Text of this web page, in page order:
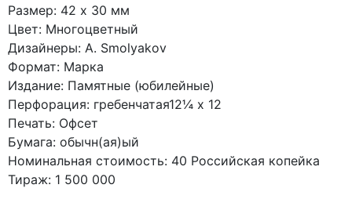
Размер: 42 x 30 мм
Цвет: Многоцветный
Дизайнеры: A. Smolyakov
Формат: Марка
Издание: Памятные (юбилейные)
Перфорация: гребенчатая12¼ x 12
Печать: Офсет
Бумага: обычн(ая)ый
Номинальная стоимость: 40 Российская копейка
Тираж: 1 500 000